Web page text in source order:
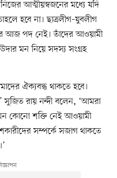
আত্মীয়স্বজনের মধ্যে যদি
হবে না। ছাত্রলীগ–যুবলীগ
আজ পদ নেই। তাঁদের আওয়ামী
মন নিয়ে সদস্য সংগ্রহ
ঐক্যবদ্ধ থাকতে হবে।
সুজিত রায় নন্দী বলেন, ‘আমরা
কোনো শক্তি নেই আওয়ামী
সম্পর্কে সজাগ থাকতে